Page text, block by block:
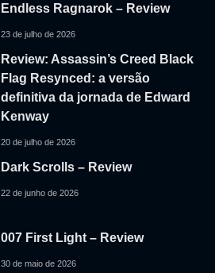
Endless Ragnarok – Review
23 de julho de 2026
Review: Assassin’s Creed Black
Flag Resynced: a versão
definitiva da jornada de Edward
Kenway
20 de julho de 2026
Dark Scrolls – Review
22 de junho de 2026
007 First Light – Review
30 de maio de 2026